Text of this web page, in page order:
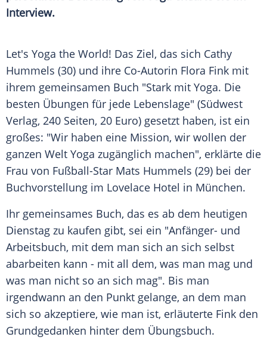
Interview.
Let's Yoga the World! Das Ziel, das sich Cathy
Hummels (30) und ihre Co-Autorin Flora Fink mit
ihrem gemeinsamen Buch "Stark mit Yoga. Die
besten Übungen für jede Lebenslage" (Südwest
Verlag, 240 Seiten, 20 Euro) gesetzt haben, ist ein
großes: "Wir haben eine Mission, wir wollen der
ganzen Welt Yoga zugänglich machen", erklärte die
Frau von Fußball-Star Mats Hummels (29) bei der
Buchvorstellung im Lovelace Hotel in München.
Ihr gemeinsames Buch, das es ab dem heutigen
Dienstag zu kaufen gibt, sei ein "Anfänger- und
Arbeitsbuch, mit dem man sich an sich selbst
abarbeiten kann - mit all dem, was man mag und
was man nicht so an sich mag". Bis man
irgendwann an den Punkt gelange, an dem man
sich so akzeptiere, wie man ist, erläuterte Fink den
Grundgedanken hinter dem Übungsbuch.